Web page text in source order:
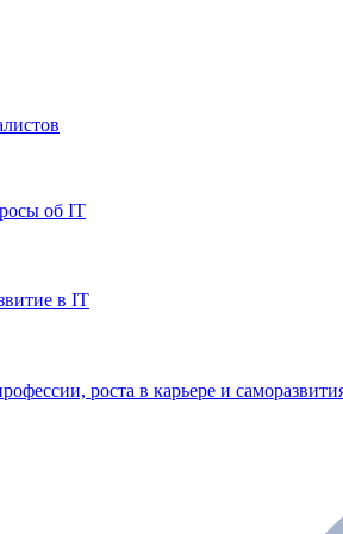
об IT
в IT
роста в карьере и